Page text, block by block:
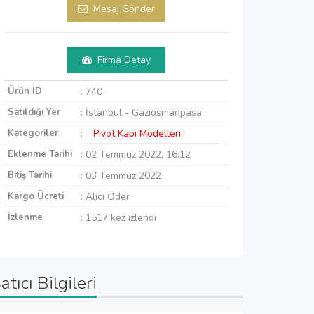
Mesaj Gönder
Firma Detay
Ürün ID : 740
Satıldığı Yer : İstanbul - Gaziosmanpasa
Kategoriler : Pivot Kapı Modelleri
Eklenme Tarihi : 02 Temmuz 2022, 16:12
Bitiş Tarihi : 03 Temmuz 2022
Kargo Ücreti : Alıcı Öder
İzlenme : 1517 kez izlendi
Bilgileri